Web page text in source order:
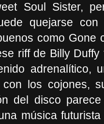
Soul Sister,
quejarse con
como Gone
riff de Billy
adrenalítico,
con los cojones,
del disco
música